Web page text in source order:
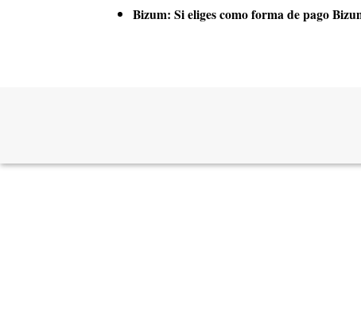
Bizum: Si eliges como forma de pago